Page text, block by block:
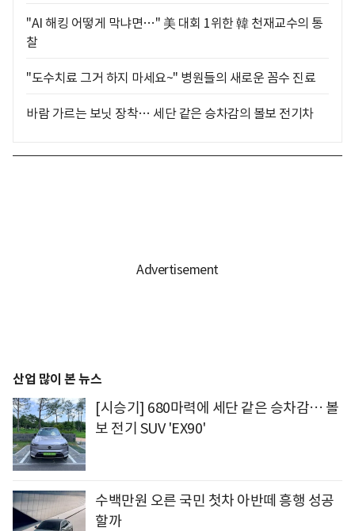
"AI 해킹 어떻게 막냐면…" 美 대회 1위한 韓 천재교수의 통
찰
"도수치료 그거 하지 마세요~" 병원들의 새로운 꼼수 진료
바람 가르는 보닛 장착… 세단 같은 승차감의 볼보 전기차
산업 많이 본 뉴스
[시승기] 680마력에 세단 같은 승차감… 볼
보 전기 SUV 'EX90'
수백만원 오른 국민 첫차 아반떼 흥행 성공
할까